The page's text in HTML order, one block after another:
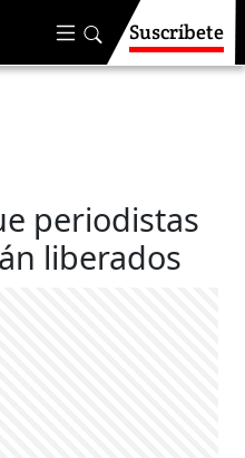
Suscríbete
periodistas
liberados